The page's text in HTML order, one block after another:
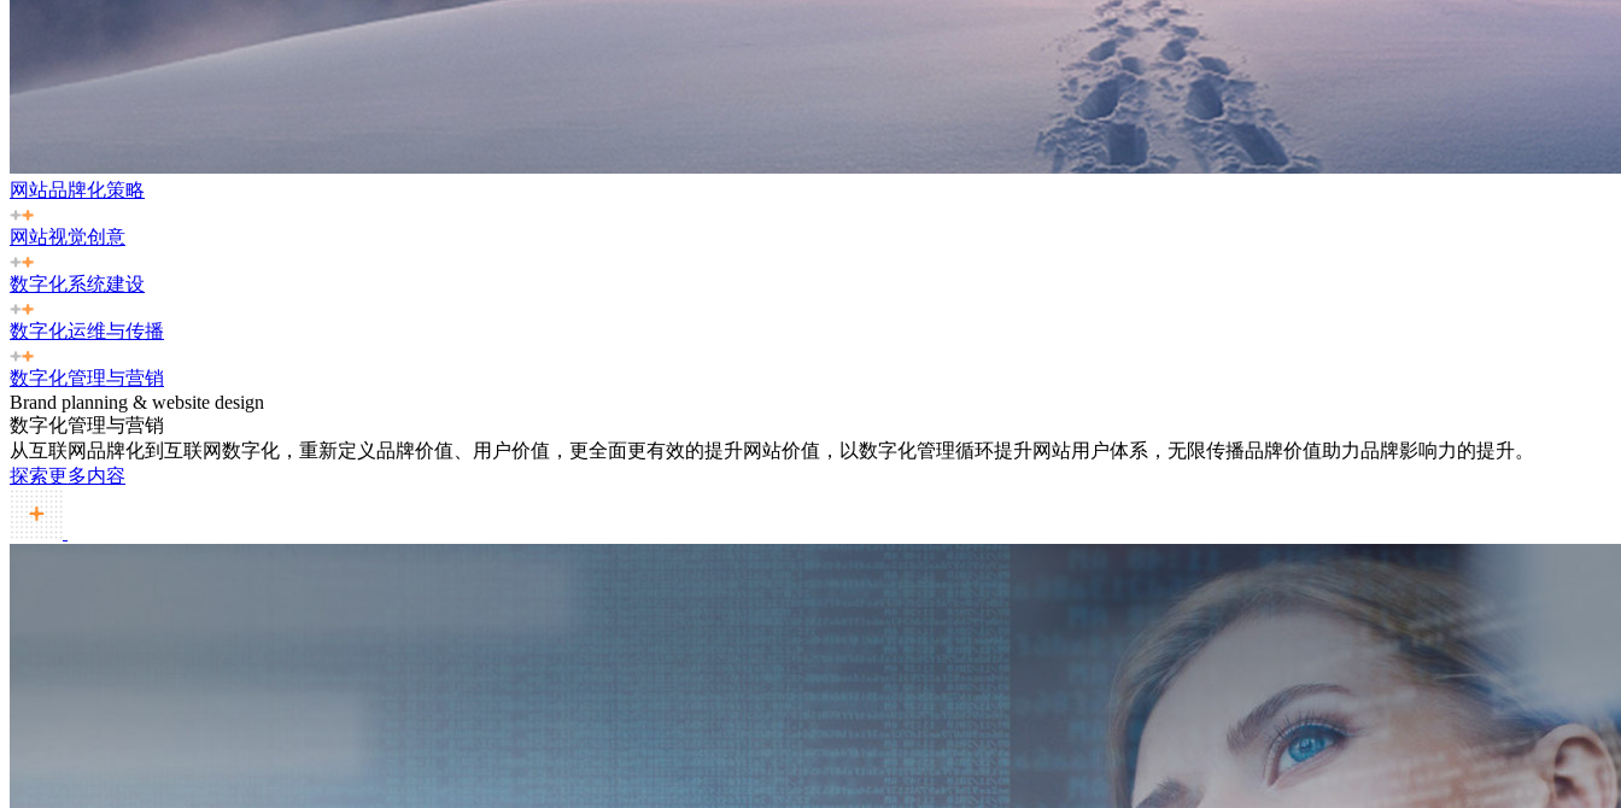
网站品牌化策略
网站视觉创意
数字化系统建设
数字化运维与传播
数字化管理与营销
Brand planning & website design
数字化管理与营销
从互联网品牌化到互联网数字化，重新定义品牌价值、用户价值，更全面更有效的提升网站价值，以数字化管理循环提升网站用户体系，无限传播品牌价值助力品牌影响力的提升。
探索更多内容